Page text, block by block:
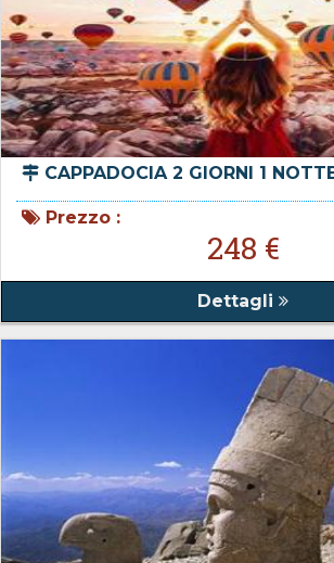
CAPPADOCIA 2 GIORNI 1
Prezzo :
248 €
Dettagli